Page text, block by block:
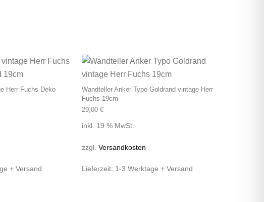
Herr Fuchs Deko
+ Versand
Wandteller Anker Typo Goldrand vintage Herr
Fuchs 19cm
29,00 €
inkl. 19 % MwSt.
zzgl. Versandkosten
Lieferzeit: 1-3 Werktage + Versand